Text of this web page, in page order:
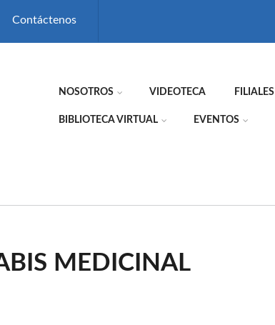
Contáctenos
NOSOTROS VIDEOTECA FILIALES
BIBLIOTECA VIRTUAL EVENTOS
MEDICINAL